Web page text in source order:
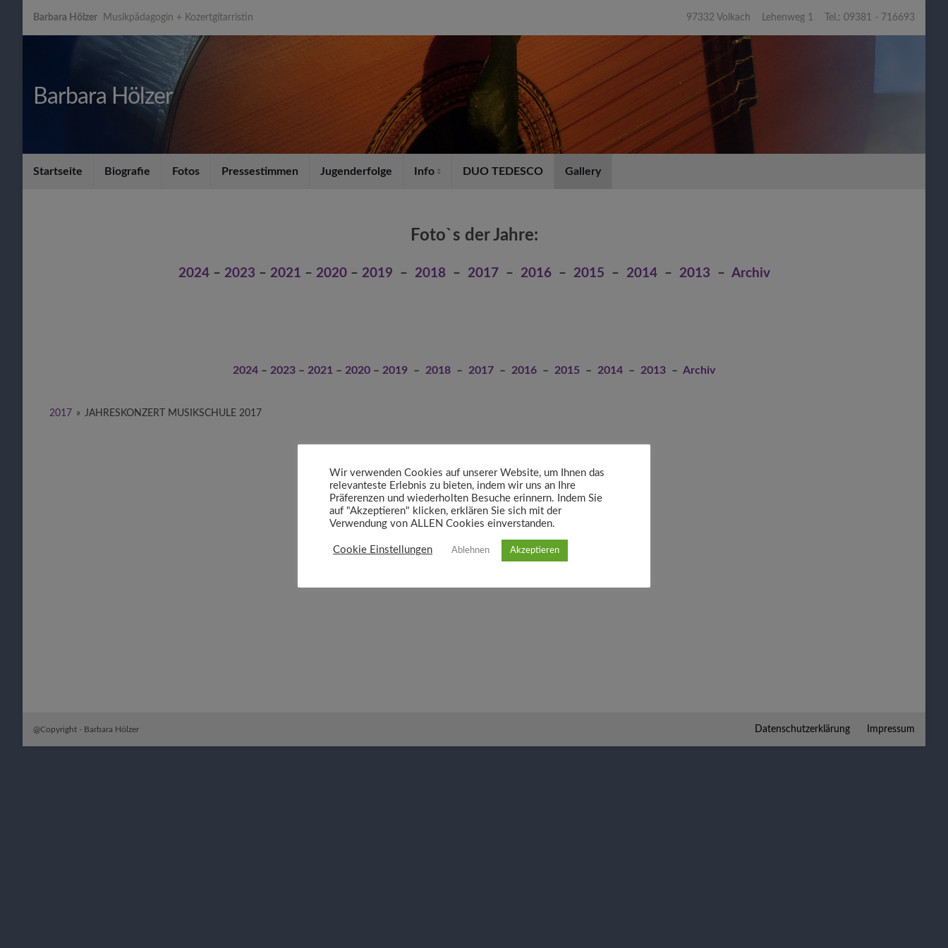
Barbara Hölzer Musikpädagogin + Kozertgitarristin 97332 Volkach Lehenweg 1 Tel.: 09381 - 716693
Barbara Hölzer
Startseite Biografie Fotos Pressestimmen Jugenderfolge Info DUO TEDESCO Gallery
Foto`s der Jahre:
2024– 2023 – 2021 – 2020– 2019 – 2018 – 2017 – 2016– 2015 – 2014– 2013 – Archiv
2024 – 2023 – 2021 – 2020 – 2019 – 2018 – 2017 – 2016 – 2015 – 2014 – 2013 – Archiv
2017 » JAHRESKONZERT MUSIKSCHULE 2017
Datenschutzerklärung Impressum
@Copyright - Barbara Hölzer
Wir verwenden Cookies auf unserer Website, um Ihnen das
relevanteste Erlebnis zu bieten, indem wir uns an Ihre
Präferenzen und wiederholten Besuche erinnern. Indem Sie
auf "Akzeptieren" klicken, erklären Sie sich mit der
Verwendung von ALLEN Cookies einverstanden.
Cookie Einstellungen Ablehnen Akzeptieren